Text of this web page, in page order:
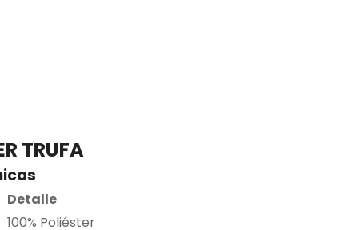
TRUFA
Detalle
100% Poliéster